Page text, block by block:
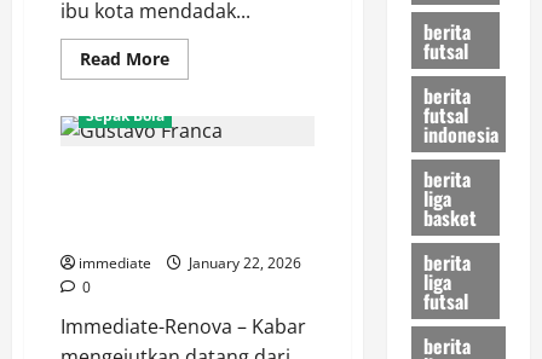
ibu kota mendadak...
Read MoreRead
more
Brasil
di
Jakmania
Siap
Baru
Sepak Bola
immediate
January 22, 2026
0
Immediate-Renova – Kabar
berita
futsal
berita
futsal
indonesia
berita
liga
basket
berita
liga
futsal
berita